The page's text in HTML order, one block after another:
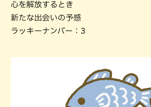
心を解放するとき
新たな出会いの予感
ラッキーナンバー：3